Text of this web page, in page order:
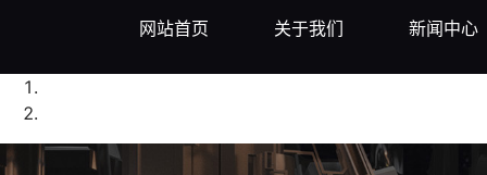
网站首页 关于我们 新闻中心